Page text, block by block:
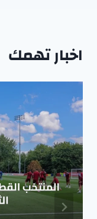
اخبار تهمك